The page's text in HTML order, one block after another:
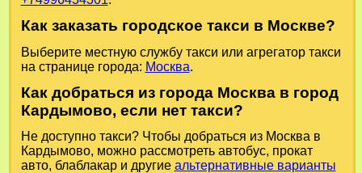
Как заказать городское такси в Москве?
Выберите местную службу такси или агрегатор такси
на странице города: Москва.
Как добраться из города Москва в город
Кардымово, если нет такси?
Не доступно такси? Чтобы добраться из Москва в
Кардымово, можно рассмотреть автобус, прокат
авто, блаблакар и другие альтернативные варианты